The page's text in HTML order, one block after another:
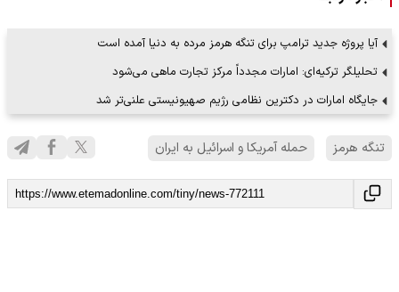
آیا پروژه جدید ترامپ برای تنگه هرمز مرده به دنیا آمده است
تحلیلگر ترکیه‌ای: امارات مجدداً مرکز تجارت ماهی می‌شود
جایگاه امارات در دکترین نظامی رژیم صهیونیستی علنی‌تر شد
تنگه هرمز حمله آمریکا و اسرائیل به ایران